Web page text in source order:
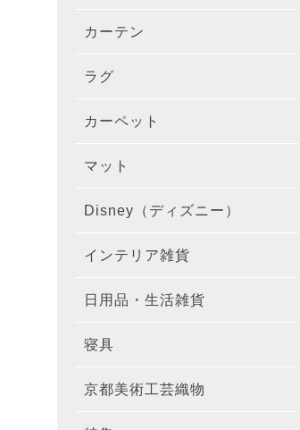
カーテン
ラグ
カーペット
マット
Disney（ディズニー）
インテリア雑貨
日用品・生活雑貨
寝具
京都美術工芸織物